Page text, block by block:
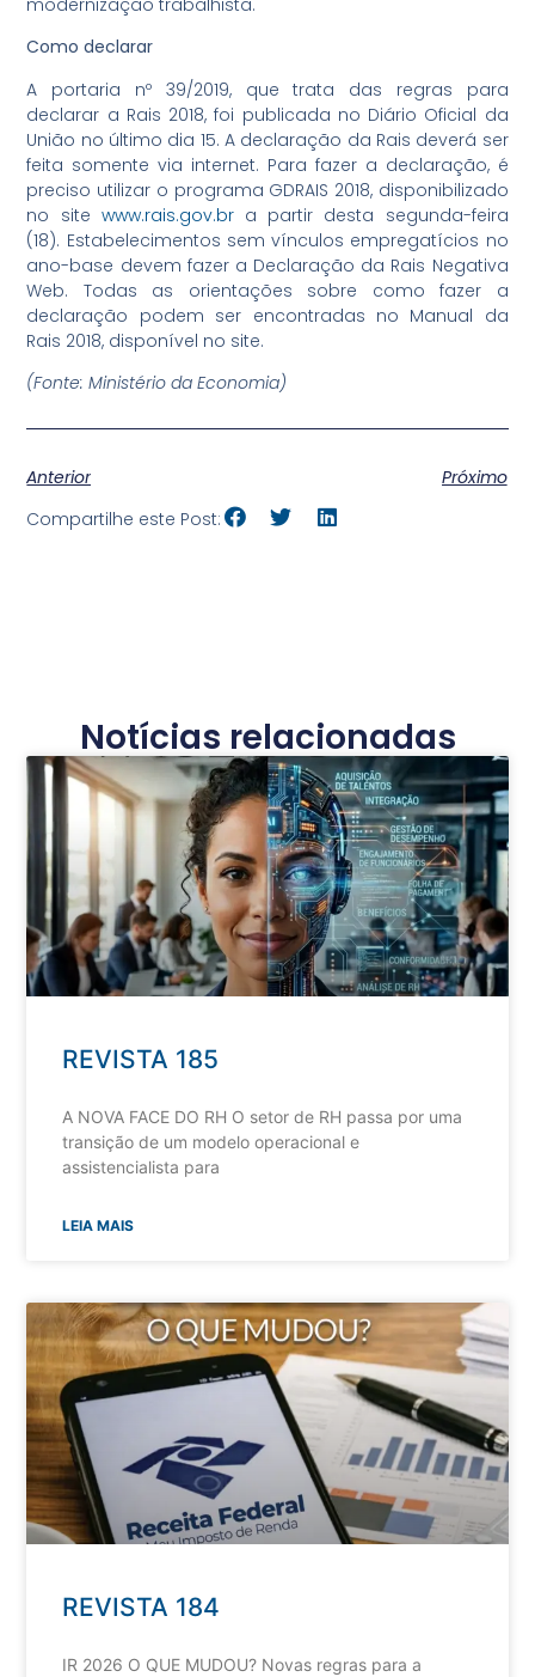
Como declarar
A portaria nº 39/2019, que trata das regras para
declarar a Rais 2018, foi publicada no Diário Oficial da
União no último dia 15. A declaração da Rais deverá ser
feita somente via internet. Para fazer a declaração, é
preciso utilizar o programa GDRAIS 2018, disponibilizado
no site www.rais.gov.bra partir desta segunda-feira
(18). Estabelecimentos sem vínculos empregatícios no
ano-base devem fazer a Declaração da Rais Negativa
Web. Todas as orientações sobre como fazer a
declaração podem ser encontradas no Manual da
Rais 2018, disponível no site.
(Fonte: Ministério da Economia)
Anterior
Próximo
Compartilhe este Post:
Notícias relacionadas
REVISTA 185
A NOVA FACE DO RH O setor de RH passa por uma
transição de um modelo operacional e
assistencialista para
LEIA MAIS
REVISTA 184
IR 2026 O QUE MUDOU? Novas regras para a